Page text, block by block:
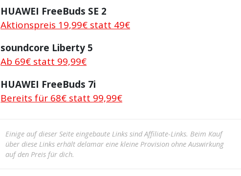
HUAWEI FreeBuds SE 2
Aktionspreis 19,99€ statt 49€
soundcore Liberty 5
Ab 69€ statt 99,99€
HUAWEI FreeBuds 7i
Bereits für 68€ statt 99,99€
Einige auf dieser Seite eingebaute Links sind Affiliate-Links. Beim Kauf
über diese Links erhält delamar eine kleine Provision ohne Auswirkung
auf den Preis für dich.